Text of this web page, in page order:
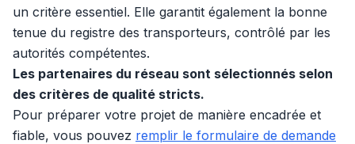
un critère essentiel. Elle garantit également la bonne
tenue du registre des transporteurs, contrôlé par les
autorités compétentes.
Les partenaires du réseau sont sélectionnés selon
des critères de qualité stricts.
Pour préparer votre projet de manière encadrée et
fiable, vous pouvez remplir le formulaire de demande